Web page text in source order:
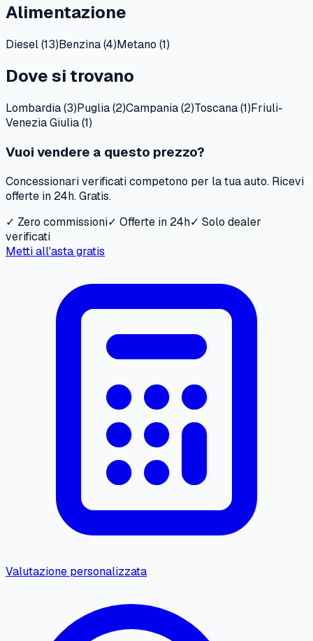
Alimentazione
Diesel(13)Benzina(4)Metano (1)
Dove si trovano
Lombardia(3)Puglia(2)Campania(2)Toscana(1)Friuli-
Venezia Giulia(1)
Vuoi vendere a questo prezzo?
Concessionari verificati competono per la tua auto. Ricevi
offerte in 24h. Gratis.
✓ Zero commissioni✓ Offerte in 24h✓ Solo dealer
verificati
Metti all'asta gratis
Valutazione personalizzata